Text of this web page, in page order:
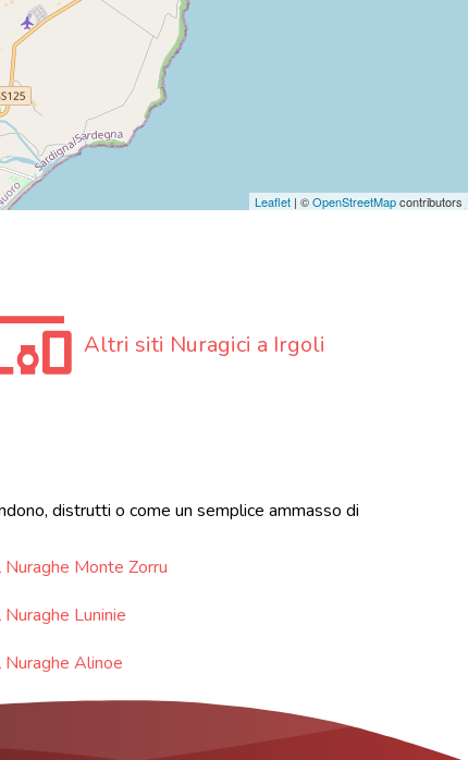
Leaflet | ©OpenStreetMapcontributors
Altri siti Nuragici a Irgoli
distrutti o come un semplice ammasso di
Nuraghe Monte Zorru
Nuraghe Luninie
Nuraghe Alinoe